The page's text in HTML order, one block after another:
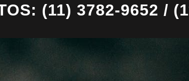
(11) 3782-9652 /